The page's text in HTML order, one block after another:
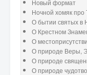
Новый формат
Ночной хомяк
О бытии святых в
О Крестном
О
О природе Веры,
О природе
О природе